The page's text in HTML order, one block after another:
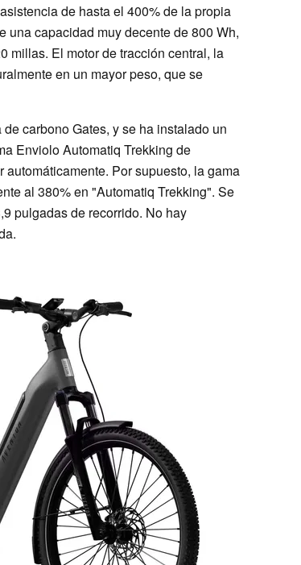
de hasta el 400% de la propia
capacidad muy decente de 800 Wh,
millas. El motor de tracción central, la
en un mayor peso, que se
carbono Gates, y se ha instalado un
Enviolo Automatiq Trekking de
Por supuesto, la gama
al 380% en "Automatiq Trekking". Se
pulgadas de recorrido. No hay